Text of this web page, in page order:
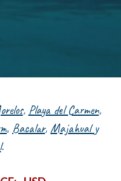
, Playa del Carmen,
, Bacalar, Majahualy
.